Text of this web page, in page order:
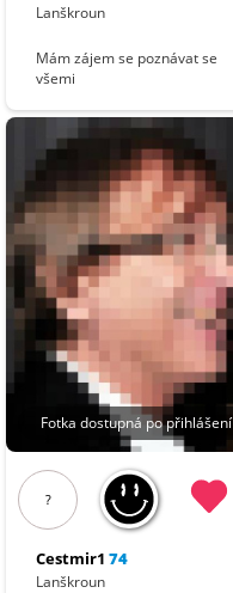
Lanškroun
Mám zájem se poznávat se
všemi
Fotka dostupná po přihlášení
?
Cestmir1 74
Lanškroun